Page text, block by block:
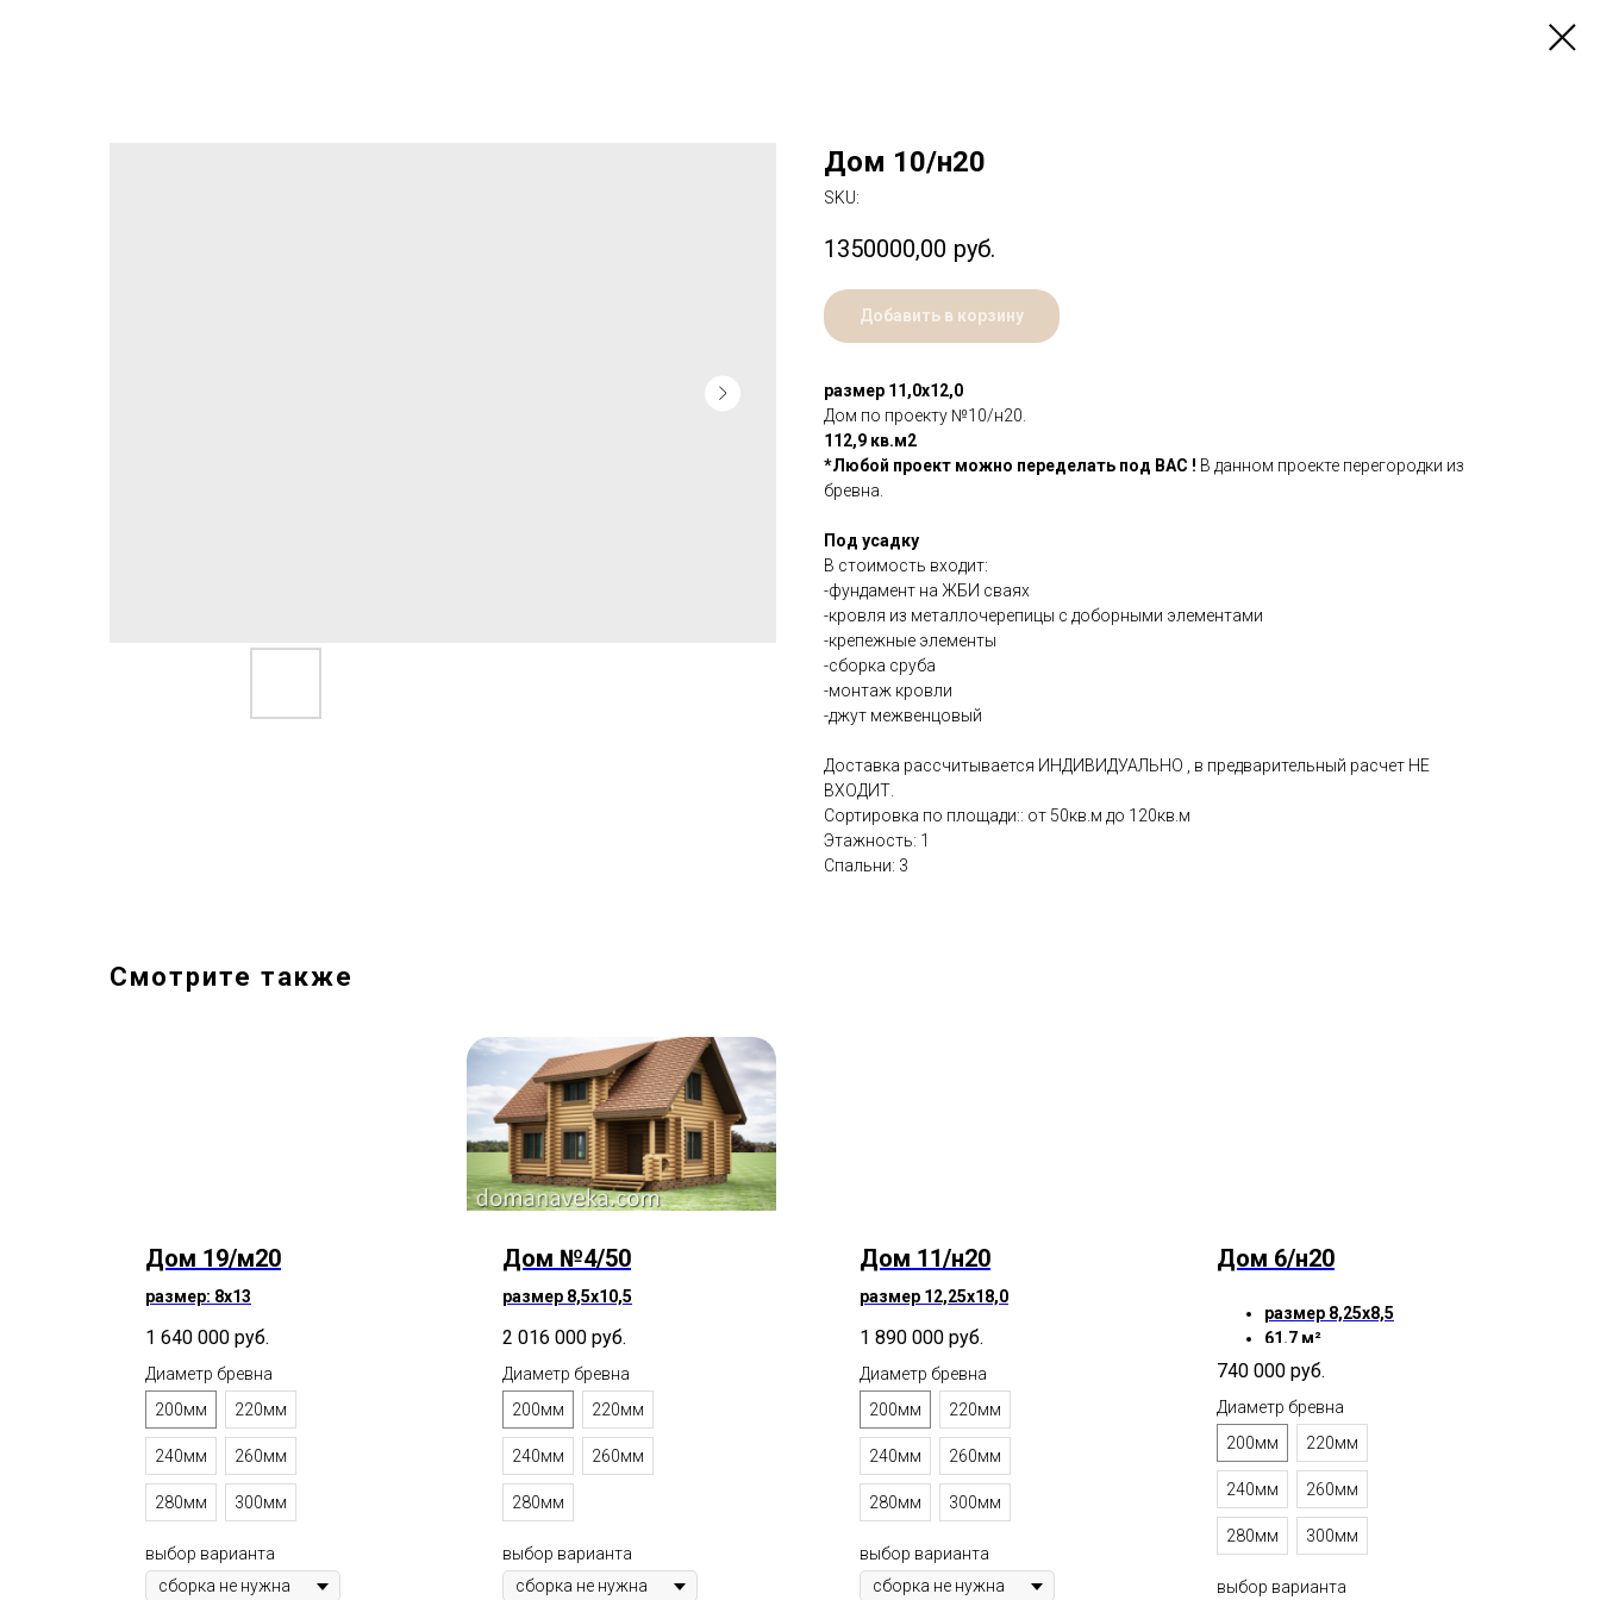
Дом 10/н20
SKU:
1350000,00 руб.
Добавить в корзину
размер 11,0х12,0
Дом по проекту №10/н20.
112,9 кв.м2
*Любой проект можно переделать под ВАС ! В данном проекте перегородки из
бревна.
Под усадку
В стоимость входит:
-фундамент на ЖБИ сваях
-кровля из металлочерепицы с доборными элементами
-крепежные элементы
-сборка сруба
-монтаж кровли
-джут межвенцовый
Доставка рассчитывается ИНДИВИДУАЛЬНО , в предварительный расчет НЕ
ВХОДИТ.
Сортировка по площади:: от 50кв.м до 120кв.м
Этажность: 1
Спальни: 3
Смотрите также
Дом 19/м20
размер: 8х13
1 640 000 руб.
Диаметр бревна
200мм
220мм
240мм 260мм
280мм 300мм
выбор варианта
Дом №4/50
размер 8,5х10,5
2 016 000 руб.
Диаметр бревна
200мм
220мм
240мм 260мм
280мм
выбор варианта
Дом 11/н20
размер 12,25х18,0
1 890 000 руб.
Диаметр бревна
200мм
220мм
240мм 260мм
280мм 300мм
выбор варианта
Дом 6/н20
размер 8,25х8,5
61.7 м²
740 000 руб.
Диаметр бревна
200мм
220мм
240мм 260мм
280мм 300мм
выбор варианта